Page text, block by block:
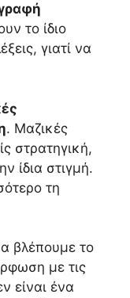
το ίδιο
γιατί να
. Μαζικές
στρατηγική,
ίδια στιγμή.
τη
βλέπουμε το
με τις
είναι ένα